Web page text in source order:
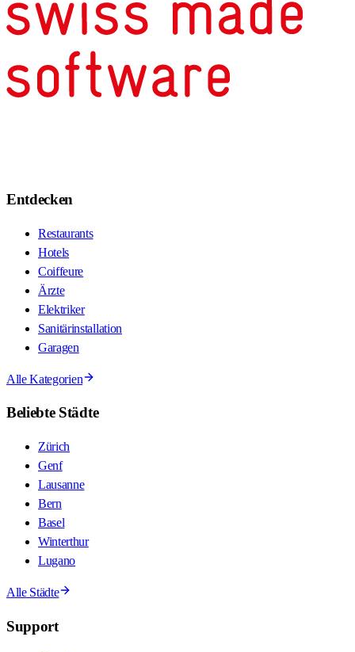
Entdecken
Restaurants
Hotels
Coiffeure
Ärzte
Elektriker
Sanitärinstallation
Garagen
Alle Kategorien
Beliebte Städte
Zürich
Genf
Lausanne
Bern
Basel
Winterthur
Lugano
Alle Städte
Support